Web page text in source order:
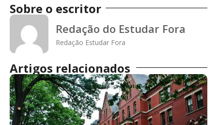
Sobre o escritor
Redação do Estudar Fora
Redação Estudar Fora
Artigos relacionados